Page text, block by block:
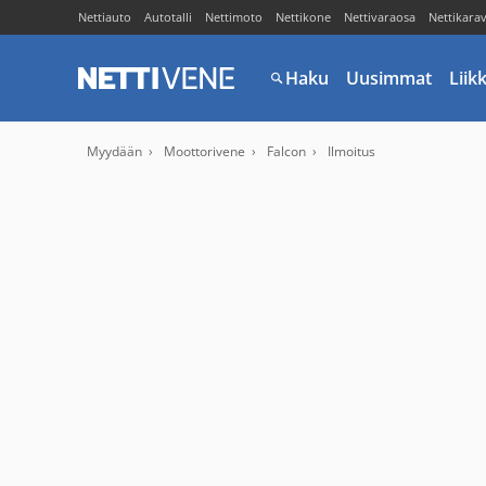
Nettiauto Autotalli Nettimoto Nettikone Nettivaraosa
Haku Uusimmat
Myydään Moottorivene Falcon Ilmoitus